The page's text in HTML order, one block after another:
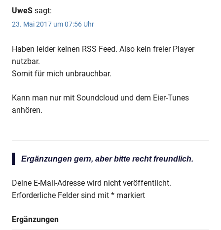
Anzeige
UweS sagt:
23. Mai 2017 um 07:56 Uhr
Haben leider keinen RSS Feed. Also kein freier Player
nutzbar.
Somit für mich unbrauchbar.
Kann man nur mit Soundcloud und dem Eier-Tunes
anhören.
Ergänzungen gern, aber bitte recht freundlich.
Deine E-Mail-Adresse wird nicht veröffentlicht.
Erforderliche Felder sind mit * markiert
Ergänzungen